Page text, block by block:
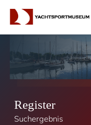
Register
Suchergebnis